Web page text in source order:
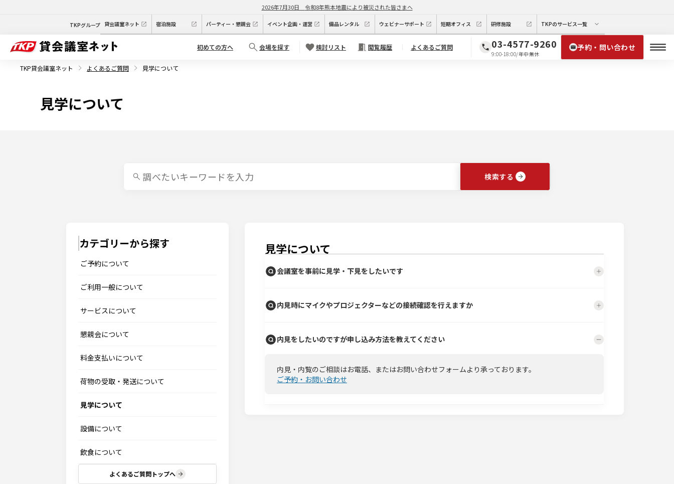
2026年7月30日 令和8年熊本地震により被災された皆さまへ
TKPグループ 貸会議室ネット 宿泊施設 パーティー・懇親会 イベント企画・運営 備品レンタル ウェビナーサポート 短期オフィス 研修施設 TKPのサービス一覧
初めての方へ 会場を探す 検討リスト 閲覧履歴 よくあるご質問 03-4577-9260
9:00-18:00/年中無休
予約・問い合わせ
TKP貸会議室ネット よくあるご質問 見学について
見学について
検索する
カテゴリーから探す
ご予約について
ご利用一般について
サービスについて
懇親会について
料金支払いについて
荷物の受取・発送について
見学について
設備について
飲食について
よくあるご質問トップへ
見学について
会議室を事前に見学・下見をしたいです
内見時にマイクやプロジェクターなどの接続確認を行えますか
内見をしたいのですが申し込み方法を教えてください
内見・内覧のご相談はお電話、またはお問い合わせフォームより承っております。
ご予約・お問い合わせ